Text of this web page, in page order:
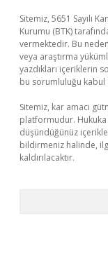
Sitemiz, 5651 Sayılı
Kurumu (BTK)
vermektedir. Bu
veya araştırma
yazdıkları içeriklerin
bu sorumluluğu kabul
Sitemiz, kar amacı
platformudur. Hukuka
düşündüğünüz
bildirmeniz halinde,
kaldırılacaktır.